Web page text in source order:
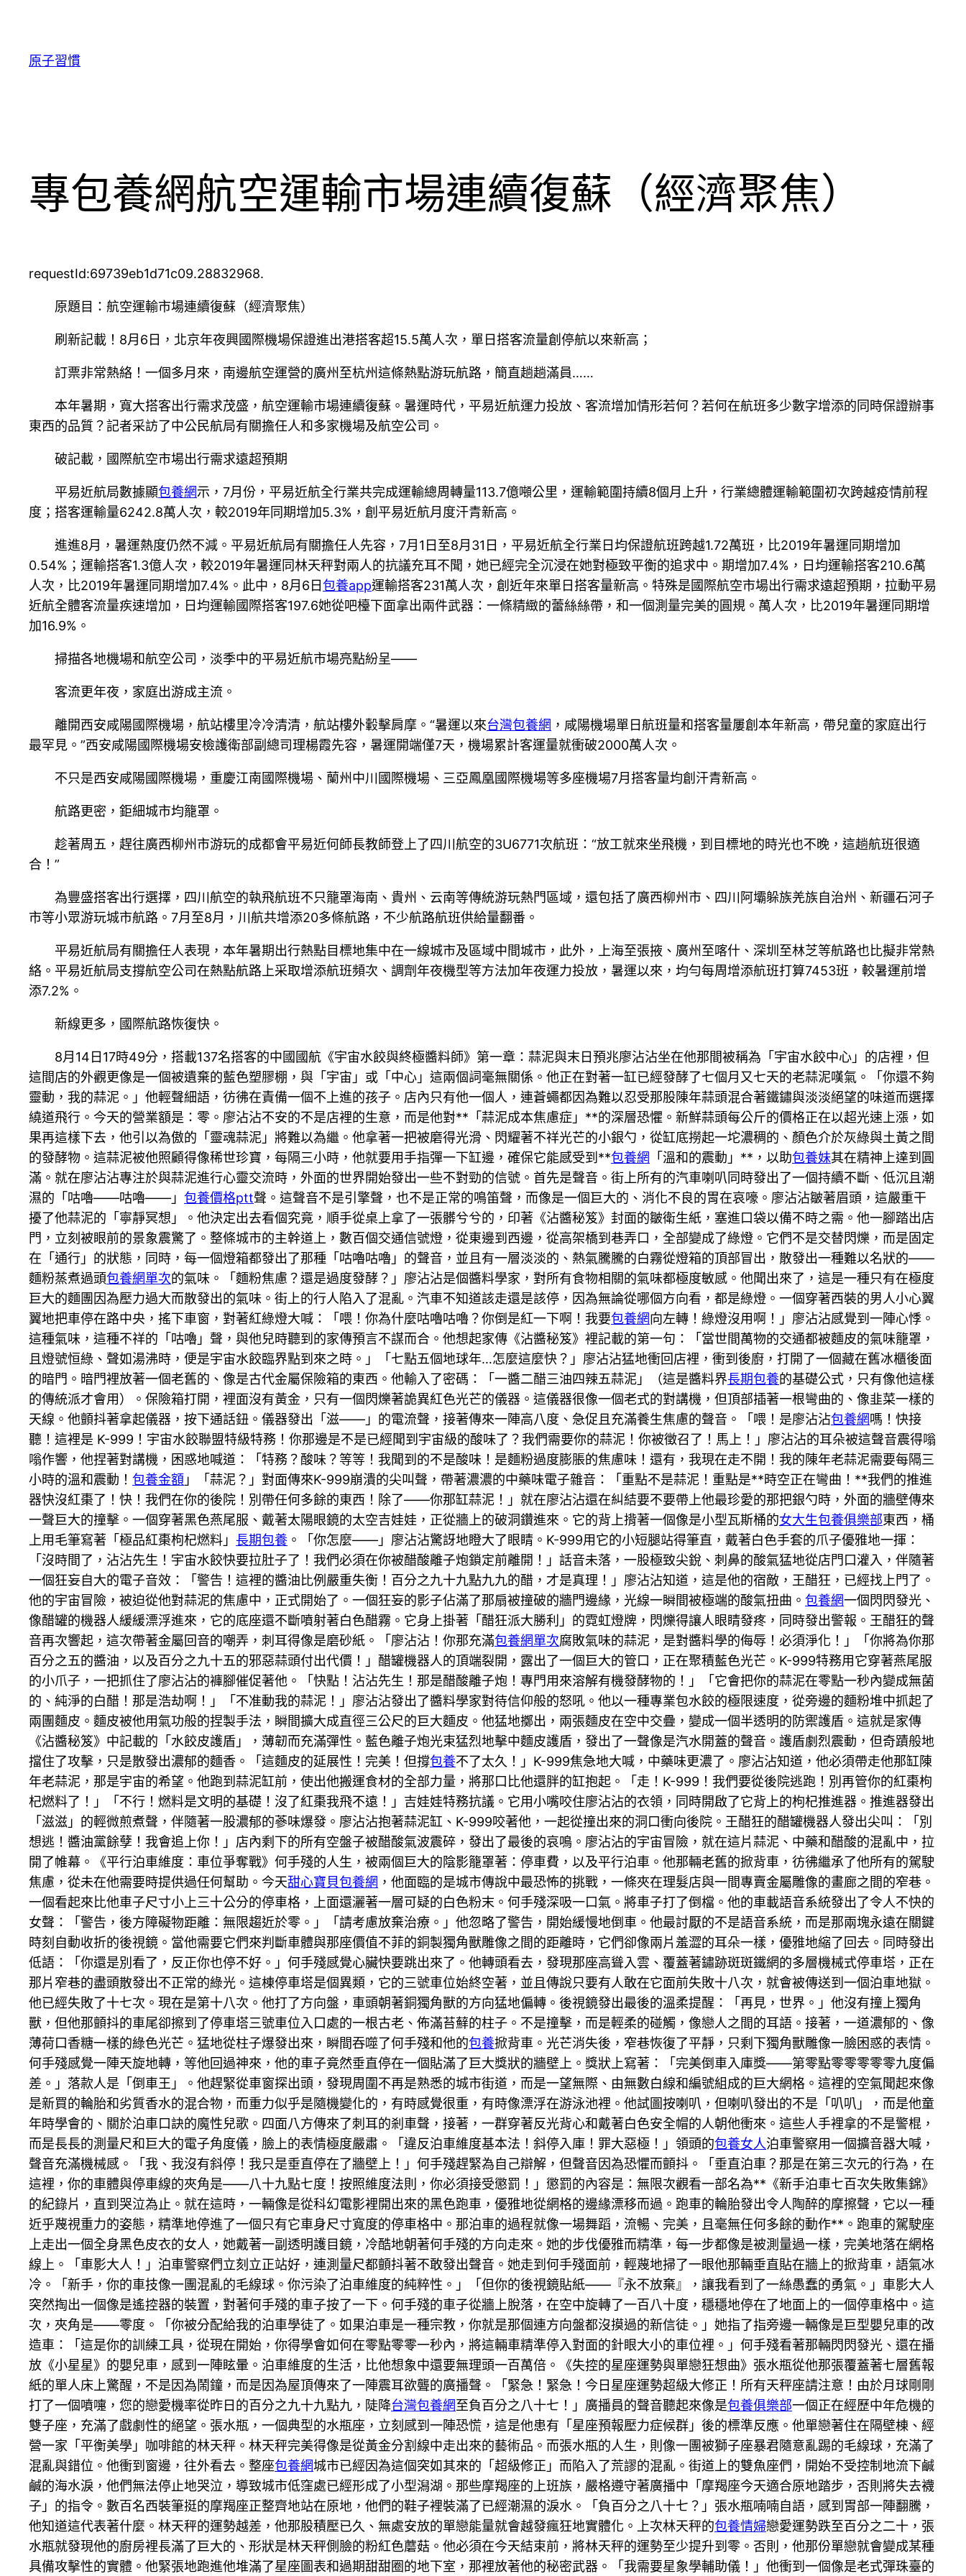
原子習慣
專包養網航空運輸市場連續復蘇（經濟聚焦）
requestId:69739eb1d71c09.28832968.
原題目：航空運輸市場連續復蘇（經濟聚焦）
刷新記載！8月6日，北京年夜興國際機場保證進出港搭客超15.5萬人次，單日搭客流量創停航以來新高；
訂票非常熱絡！一個多月來，南邊航空運營的廣州至杭州這條熱點游玩航路，簡直趟趟滿員……
本年暑期，寬大搭客出行需求茂盛，航空運輸市場連續復蘇。暑運時代，平易近航運力投放、客流增加情形若何？若何在航班多少數字增添的同時保證辦事
東西的品質？記者采訪了中公民航局有關擔任人和多家機場及航空公司。
破記載，國際航空市場出行需求遠超預期
平易近航局數據顯包養網示，7月份，平易近航全行業共完成運輸總周轉量113.7億噸公里，運輸範圍持續8個月上升，行業總體運輸範圍初次跨越疫情前程
度；搭客運輸量6242.8萬人次，較2019年同期增加5.3%，創平易近航月度汗青新高。
進進8月，暑運熱度仍然不減。平易近航局有關擔任人先容，7月1日至8月31日，平易近航全行業日均保證航班跨越1.72萬班，比2019年暑運同期增加
0.54%；運輸搭客1.3億人次，較2019年暑運同林天秤對兩人的抗議充耳不聞，她已經完全沉浸在她對極致平衡的追求中。期增加7.4%，日均運輸搭客210.6萬
人次，比2019年暑運同期增加7.4%。此中，8月6日包養app運輸搭客231萬人次，創近年來單日搭客量新高。特殊是國際航空市場出行需求遠超預期，拉動平易
近航全體客流量疾速增加，日均運輸國際搭客197.6她從吧檯下面拿出兩件武器：一條精緻的蕾絲絲帶，和一個測量完美的圓規。萬人次，比2019年暑運同期增
加16.9%。
掃描各地機場和航空公司，淡季中的平易近航市場亮點紛呈——
客流更年夜，家庭出游成主流。
離開西安咸陽國際機場，航站樓里冷冷清清，航站樓外轂擊肩摩。“暑運以來台灣包養網 ，咸陽機場單日航班量和搭客量屢創本年新高，帶兒童的家庭出行
最罕見。”西安咸陽國際機場安檢護衛部副總司理楊霞先容，暑運開端僅7天，機場累計客運量就衝破2000萬人次。
不只是西安咸陽國際機場，重慶江南國際機場、蘭州中川國際機場、三亞鳳凰國際機場等多座機場7月搭客量均創汗青新高。
航路更密，鉅細城市均籠罩。
趁著周五，趕往廣西柳州市游玩的成都會平易近何師長教師登上了四川航空的3U6771次航班：“放工就來坐飛機，到目標地的時光也不晚，這趟航班很適
合！”
為豐盛搭客出行選擇，四川航空的執飛航班不只籠罩海南、貴州、云南等傳統游玩熱門區域，還包括了廣西柳州市、四川阿壩躲族羌族自治州、新疆石河子
市等小眾游玩城市航路。7月至8月，川航共增添20多條航路，不少航路航班供給量翻番。
平易近航局有關擔任人表現，本年暑期出行熱點目標地集中在一線城市及區域中間城市，此外，上海至張掖、廣州至喀什、深圳至林芝等航路也比擬非常熱
絡。平易近航局支撐航空公司在熱點航路上采取增添航班頻次、調劑年夜機型等方法加年夜運力投放，暑運以來，均勻每周增添航班打算7453班，較暑運前增
添7.2%。
新線更多，國際航路恢復快。
8月14日17時49分，搭載137名搭客的中國國航《宇宙水餃與終極醬料師》第一章：蒜泥與末日預兆廖沾沾坐在他那間被稱為「宇宙水餃中心」的店裡，但
這間店的外觀更像是一個被遺棄的藍色塑膠棚，與「宇宙」或「中心」這兩個詞毫無關係。他正在對著一缸已經發酵了七個月又七天的老蒜泥嘆氣。「你還不夠
靈動，我的蒜泥。」他輕聲細語，彷彿在責備一個不上進的孩子。店內只有他一個人，連蒼蠅都因為難以忍受那股陳年蒜頭混合著鐵鏽與淡淡絕望的味道而選擇
繞道飛行。今天的營業額是：零。廖沾沾不安的不是店裡的生意，而是他對**「蒜泥成本焦慮症」**的深層恐懼。新鮮蒜頭每公斤的價格正在以超光速上漲，如
果再這樣下去，他引以為傲的「靈魂蒜泥」將難以為繼。他拿著一把被磨得光滑、閃耀著不祥光芒的小銀勺，從缸底撈起一坨濃稠的、顏色介於灰綠與土黃之間
的發酵物。這蒜泥被他照顧得像稀世珍寶，每隔三小時，他就要用手指彈一下缸邊，確保它能感受到**包養網 「溫和的震動」**，以助包養妹其在精神上達到圓
滿。就在廖沾沾專注於與蒜泥進行心靈交流時，外面的世界開始發出一些不對勁的信號。首先是聲音。街上所有的汽車喇叭同時發出了一個持續不斷、低沉且潮
濕的「咕嚕——咕嚕——」 包養價格ptt聲。這聲音不是引擎聲，也不是正常的鳴笛聲，而像是一個巨大的、消化不良的胃在哀嚎。廖沾沾皺著眉頭，這嚴重干
擾了他蒜泥的「寧靜冥想」。他決定出去看個究竟，順手從桌上拿了一張髒兮兮的，印著《沾醬秘笈》封面的皺衛生紙，塞進口袋以備不時之需。他一腳踏出店
門，立刻被眼前的景象震驚了。整條城市的主幹道上，數百個交通信號燈，從東邊到西邊，從高架橋到巷弄口，全部變成了綠燈。它們不是交替閃爍，而是固定
在「通行」的狀態，同時，每一個燈箱都發出了那種「咕嚕咕嚕」的聲音，並且有一層淡淡的、熱氣騰騰的白霧從燈箱的頂部冒出，散發出一種難以名狀的——
麵粉蒸煮過頭包養網單次的氣味。「麵粉焦慮？還是過度發酵？」廖沾沾是個醬料學家，對所有食物相關的氣味都極度敏感。他聞出來了，這是一種只有在極度
巨大的麵團因為壓力過大而散發出的氣味。街上的行人陷入了混亂。汽車不知道該走還是該停，因為無論從哪個方向看，都是綠燈。一個穿著西裝的男人小心翼
翼地把車停在路中央，搖下車窗，對著紅綠燈大喊：「喂！你為什麼咕嚕咕嚕？你倒是紅一下啊！我要包養網向左轉！綠燈沒用啊！」廖沾沾感覺到一陣心悸。
這種氣味，這種不祥的「咕嚕」聲，與他兒時聽到的家傳預言不謀而合。他想起家傳《沾醬秘笈》裡記載的第一句：「當世間萬物的交通都被麵皮的氣味籠罩，
且燈號恒綠、聲如湯沸時，便是宇宙水餃臨界點到來之時。」「七點五個地球年…怎麼這麼快？」廖沾沾猛地衝回店裡，衝到後廚，打開了一個藏在舊冰櫃後面
的暗門。暗門裡放著一個老舊的、像是古代金屬保險箱的東西。他輸入了密碼：「一醬二醋三油四辣五蒜泥」（這是醬料界長期包養的基礎公式，只有像他這樣
的傳統派才會用）。保險箱打開，裡面沒有黃金，只有一個閃爍著詭異紅色光芒的儀器。這儀器很像一個老式的對講機，但頂部插著一根彎曲的、像韭菜一樣的
天線。他顫抖著拿起儀器，按下通話鈕。儀器發出「滋——」的電流聲，接著傳來一陣高八度、急促且充滿養生焦慮的聲音。「喂！是廖沾沾包養網嗎！快接
聽！這裡是 K-999！宇宙水餃聯盟特級特務！你那邊是不是已經聞到宇宙級的酸味了？我們需要你的蒜泥！你被徵召了！馬上！」廖沾沾的耳朵被這聲音震得嗡
嗡作響，他捏著對講機，困惑地喊道：「特務？酸味？等等！我聞到的不是酸味！是麵粉過度膨脹的焦慮味！還有，我現在走不開！我的陳年老蒜泥需要每隔三
小時的溫和震動！ 包養金額 」「蒜泥？」對面傳來K-999崩潰的尖叫聲，帶著濃濃的中藥味電子雜音：「重點不是蒜泥！重點是**時空正在彎曲！**我們的推進
器快沒紅棗了！快！我們在你的後院！別帶任何多餘的東西！除了——你那缸蒜泥！」就在廖沾沾還在糾結要不要帶上他最珍愛的那把銀勺時，外面的牆壁傳來
一聲巨大的撞擊。一個穿著黑色燕尾服、戴著太陽眼鏡的太空吉娃娃，正從牆上的破洞鑽進來。它的背上揹著一個像是小型瓦斯桶的女大生包養俱樂部東西，桶
上用毛筆寫著「極品紅棗枸杞燃料」 長期包養 。「你怎麼——」廖沾沾驚訝地瞪大了眼睛。K-999用它的小短腿站得筆直，戴著白色手套的爪子優雅地一揮：
「沒時間了，沾沾先生！宇宙水餃快要拉肚子了！我們必須在你被醋酸離子炮鎖定前離開！」話音未落，一股極致尖銳、刺鼻的酸氣猛地從店門口灌入，伴隨著
一個狂妄自大的電子音效：「警告！這裡的醬油比例嚴重失衡！百分之九十九點九九的醋，才是真理！」廖沾沾知道，這是他的宿敵，王醋狂，已經找上門了。
他的宇宙冒險，被迫從他對蒜泥的焦慮中，正式開始了。一個狂妄的影子佔滿了那扇被撞破的牆門邊緣，光線一瞬間被極端的酸氣扭曲。 包養網一個閃閃發光、
像醋罐的機器人緩緩漂浮進來，它的底座還不斷噴射著白色醋霧。它身上掛著「醋狂派大勝利」的霓虹燈牌，閃爍得讓人眼睛發疼，同時發出警報。王醋狂的聲
音再次響起，這次帶著金屬回音的嘲弄，刺耳得像是磨砂紙。「廖沾沾！你那充滿包養網單次腐敗氣味的蒜泥，是對醬料學的侮辱！必須淨化！」「你將為你那
百分之五的醬油，以及百分之九十五的邪惡蒜頭付出代價！」醋罐機器人的頂端裂開，露出了一個巨大的管口，正在聚積藍色光芒。K-999特務用它穿著燕尾服
的小爪子，一把抓住了廖沾沾的褲腳催促著他。「快點！沾沾先生！那是醋酸離子炮！專門用來溶解有機發酵物的！」「它會把你的蒜泥在零點一秒內變成無菌
的、純淨的白醋！那是浩劫啊！」「不准動我的蒜泥！」廖沾沾發出了醬料學家對待信仰般的怒吼。他以一種專業包水餃的極限速度，從旁邊的麵粉堆中抓起了
兩團麵皮。麵皮被他用氣功般的捏製手法，瞬間擴大成直徑三公尺的巨大麵皮。他猛地擲出，兩張麵皮在空中交疊，變成一個半透明的防禦護盾。這就是家傳
《沾醬秘笈》中記載的「水餃皮護盾」，薄韌而充滿彈性。藍色離子炮光束猛烈地擊中麵皮護盾，發出了一聲像是汽水開蓋的聲音。護盾劇烈震動，但奇蹟般地
擋住了攻擊，只是散發出濃郁的麵香。「這麵皮的延展性！完美！但撐包養不了太久！」K-999焦急地大喊，中藥味更濃了。廖沾沾知道，他必須帶走他那缸陳
年老蒜泥，那是宇宙的希望。他跑到蒜泥缸前，使出他搬運食材的全部力量，將那口比他還胖的缸抱起。「走！K-999！我們要從後院逃跑！別再管你的紅棗枸
杞燃料了！」「不行！燃料是文明的基礎！沒了紅棗我飛不遠！」吉娃娃特務抗議。它用小嘴咬住廖沾沾的衣領，同時開啟了它背上的枸杞推進器。推進器發出
「滋滋」的輕微煎煮聲，伴隨著一股濃郁的蔘味爆發。廖沾沾抱著蒜泥缸、K-999咬著他，一起從撞出來的洞口衝向後院。王醋狂的醋罐機器人發出尖叫：「別
想逃！醬油黨餘孽！我會追上你！」店內剩下的所有空盤子被醋酸氣波震碎，發出了最後的哀鳴。廖沾沾的宇宙冒險，就在這片蒜泥、中藥和醋酸的混亂中，拉
開了帷幕。《平行泊車維度：車位爭奪戰》何手殘的人生，被兩個巨大的陰影籠罩著：停車費，以及平行泊車。他那輛老舊的掀背車，彷彿繼承了他所有的駕駛
焦慮，從未在他需要時提供過任何幫助。今天甜心寶貝包養網 ，他面臨的是城市傳說中最恐怖的挑戰，一條夾在理髮店與一間專賣金屬雕像的畫廊之間的窄巷。
一個看起來比他車子尺寸小上三十公分的停車格，上面還灑著一層可疑的白色粉末。何手殘深吸一口氣。將車子打了倒檔。他的車載語音系統發出了令人不快的
女聲：「警告，後方障礙物距離：無限趨近於零。」「請考慮放棄治療。」他忽略了警告，開始緩慢地倒車。他最討厭的不是語音系統，而是那兩塊永遠在關鍵
時刻自動收折的後視鏡。當他需要它們來判斷車體與那座價值不菲的銅製獨角獸雕像之間的距離時，它們卻像兩片羞澀的耳朵一樣，優雅地縮了回去。同時發出
低語：「你還是別看了，反正你也停不好。」何手殘感覺心臟快要跳出來了。他轉頭看去，發現那座高聳入雲、覆蓋著鏽跡斑斑鐵網的多層機械式停車塔，正在
那片窄巷的盡頭散發出不正常的綠光。這棟停車塔是個異類，它的三號車位始終空著，並且傳說只要有人敢在它面前失敗十八次，就會被傳送到一個泊車地獄。
他已經失敗了十七次。現在是第十八次。他打了方向盤，車頭朝著銅獨角獸的方向猛地偏轉。後視鏡發出最後的溫柔提醒：「再見，世界。」他沒有撞上獨角
獸，但他那顫抖的車尾卻擦到了停車塔三號車位入口處的一根古老、佈滿苔蘚的柱子。不是撞擊，而是輕柔的碰觸，像戀人之間的耳語。接著，一道濃郁的、像
薄荷口香糖一樣的綠色光芒。猛地從柱子爆發出來，瞬間吞噬了何手殘和他的包養掀背車。光芒消失後，窄巷恢復了平靜，只剩下獨角獸雕像一臉困惑的表情。
何手殘感覺一陣天旋地轉，等他回過神來，他的車子竟然垂直停在一個貼滿了巨大獎狀的牆壁上。獎狀上寫著：「完美倒車入庫獎——第零點零零零零零九度偏
差。」落款人是「倒車王」。他趕緊從車窗探出頭，發現周圍不再是熟悉的城市街道，而是一望無際、由無數白線和編號組成的巨大網格。這裡的空氣聞起來像
是新買的輪胎和劣質香水的混合物，而重力似乎是隨機變化的，有時感覺很重，有時像漂浮在游泳池裡。他試圖按喇叭，但喇叭發出的不是「叭叭」，而是他童
年時學會的、關於泊車口訣的魔性兒歌。四面八方傳來了刺耳的剎車聲，接著，一群穿著反光背心和戴著白色安全帽的人朝他衝來。這些人手裡拿的不是警棍，
而是長長的測量尺和巨大的電子角度儀，臉上的表情極度嚴肅。「違反泊車維度基本法！斜停入庫！罪大惡極！」領頭的包養女人泊車警察用一個擴音器大喊，
聲音充滿機械感。「我、我沒有斜停！我只是垂直停在了牆壁上！」何手殘趕緊為自己辯解，但聲音因為恐懼而顫抖。「垂直泊車？那是在第三次元的行為，在
這裡，你的車體與停車線的夾角是——八十九點七度！按照維度法則，你必須接受懲罰！」懲罰的內容是：無限次觀看一部名為**《新手泊車七百次失敗集錦》
的紀錄片，直到哭泣為止。就在這時，一輛像是從科幻電影裡開出來的黑色跑車，優雅地從網格的邊緣漂移而過。跑車的輪胎發出令人陶醉的摩擦聲，它以一種
近乎蔑視重力的姿態，精準地停進了一個只有它車身尺寸寬度的停車格中。那泊車的過程就像一場舞蹈，流暢、完美，且毫無任何多餘的動作**。跑車的駕駛座
上走出一個全身黑色皮衣的女人，她戴著一副透明護目鏡，冷酷地朝著何手殘的方向走來。她的步伐優雅而精準，每一步都像是被測量過一樣，完美地落在網格
線上。「車影大人！」泊車警察們立刻立正站好，連測量尺都顫抖著不敢發出聲音。她走到何手殘面前，輕蔑地掃了一眼他那輛垂直貼在牆上的掀背車，語氣冰
冷。「新手，你的車技像一團混亂的毛線球。你污染了泊車維度的純粹性。」「但你的後視鏡貼紙——『永不放棄』，讓我看到了一絲愚蠢的勇氣。」車影大人
突然掏出一個像是遙控器的裝置，對著何手殘的車子按了一下。何手殘的車子從牆上脫落，在空中旋轉了一百八十度，穩穩地停在了地面上的一個停車格中。這
次，夾角是——零度。「你被分配給我的泊車學徒了。如果泊車是一種宗教，你就是那個連方向盤都沒摸過的新信徒。」她指了指旁邊一輛像是巨型嬰兒車的改
造車：「這是你的訓練工具，從現在開始，你得學會如何在零點零零一秒內，將這輛車精準停入對面的針眼大小的車位裡。」何手殘看著那輛閃閃發光、還在播
放《小星星》的嬰兒車，感到一陣眩暈。泊車維度的生活，比他想象中還要無理頭一百萬倍。《失控的星座運勢與單戀狂想曲》張水瓶從他那張覆蓋著七層舊報
紙的單人床上驚醒，不是因為鬧鐘，而是因為屋頂傳來了一陣震耳欲聾的廣播聲。「緊急！緊急！今日星座運勢超級大修正！所有天秤座請注意！由於月球剛剛
打了一個噴嚏，您的戀愛機率從昨日的百分之九十九點九，陡降台灣包養網至負百分之八十七！」廣播員的聲音聽起來像是包養俱樂部一個正在經歷中年危機的
雙子座，充滿了戲劇性的絕望。張水瓶，一個典型的水瓶座，立刻感到一陣恐慌，這是他患有「星座預報壓力症候群」後的標準反應。他單戀著住在隔壁棟、經
營一家「平衡美學」咖啡館的林天秤。林天秤完美得像是從黃金分割線中走出來的藝術品。而張水瓶的人生，則像一團被獅子座暴君隨意亂踢的毛線球，充滿了
混亂與錯位。他衝到窗邊，往外看去。整座包養網城市已經因為這個突如其來的「超級修正」而陷入了荒謬的混亂。街道上的雙魚座們，開始不受控制地流下鹹
鹹的海水淚，他們無法停止地哭泣，導致城市低窪處已經形成了小型潟湖。那些摩羯座的上班族，嚴格遵守著廣播中「摩羯座今天適合原地踏步，否則將失去襪
子」的指令。數百名西裝筆挺的摩羯座正整齊地站在原地，他們的鞋子裡裝滿了已經潮濕的淚水。「負百分之八十七？」張水瓶喃喃自語，感到胃部一陣翻騰，
他知道這代表著什麼。林天秤的運勢越差，他那股積壓已久、無處安放的單戀能量就會越發瘋狂地實體化。上次林天秤的包養情婦戀愛運勢跌至百分之二十，張
水瓶就發現他的廚房裡長滿了巨大的、形狀是林天秤側臉的粉紅色蘑菇。他必須在今天結束前，將林天秤的運勢至少提升到零。否則，他那份單戀就會變成某種
具備攻擊性的實體。他緊張地跑進他堆滿了星座圖表和過期甜甜圈的地下室，那裡放著他的秘密武器。「我需要星象學輔助儀！」他衝到一個像是老式彈珠臺的